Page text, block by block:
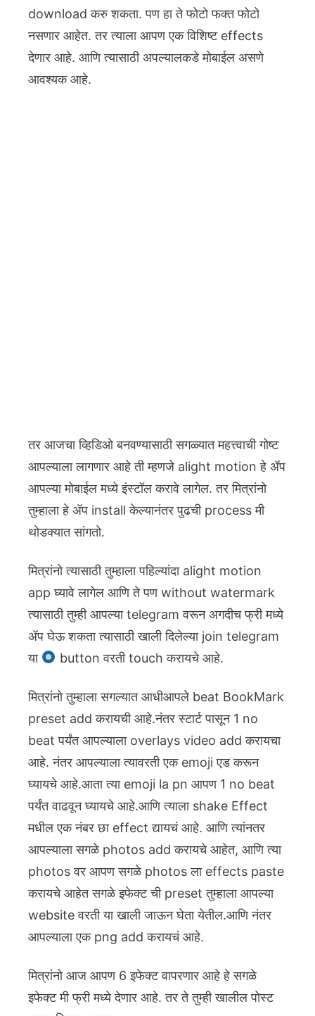
download करु शकता. पण हा ते फोटो फक्त फोटो
नसणार आहेत. तर त्याला आपण एक विशिष्ट effects
देणार आहे. आणि त्यासाठी अपल्यालकडे मोबाईल असणे
आवश्यक आहे.
तर आजचा व्हिडिओ बनवण्यासाठी सगळ्यात महत्त्वाची गोष्ट
आपल्याला लागणार आहे ती म्हणजे alight motion हे ॲप
आपल्या मोबाईल मध्ये इंस्टॉल करावे लागेल. तर मित्रांनो
तुम्हाला हे ॲप install केल्यानंतर पुढची process मी
थोडक्यात सांगतो.
मित्रांनो त्यासाठी तुम्हाला पहिल्यांदा alight motion
app घ्यावे लागेल आणि ते पण without watermark
त्यासाठी तुम्ही आपल्या telegram वरून अगदीच फ्री मध्ये
ॲप घेऊ शकता त्यासाठी खाली दिलेल्या join telegram
या
button वरती touch करायचे आहे.
मित्रांनो तुम्हाला सगल्यात आधीआपले beat BookMark
preset add करायची आहे.नंतर स्टार्ट पासून 1 no
beat पर्यंत आपल्याला overlays video add करायचा
आहे. नंतर आपल्याला त्यावरती एक emoji एड करून
घ्यायचे आहे.आता त्या emoji la pn आपण 1 no beat
पर्यंत वाढवून घ्यायचे आहे.आणि त्याला shake Effect
मधील एक नंबर छा effect द्यायचं आहे. आणि त्यांनतर
आपल्याला सगळे photos add करायचे आहेत, आणि त्या
photos वर आपण सगळे photos ला effects paste
करायचे आहेत सगळे इफेक्ट ची preset तुम्हाला आपल्या
website वरती या खाली जाऊन घेता येतील.आणि नंतर
आपल्याला एक png add करायचं आहे.
मित्रांनो आज आपण 6 इफेक्ट वापरणार आहे हे सगळे
इफेक्ट मी फ्री मध्ये देणार आहे. तर ते तुम्ही खालील पोस्ट